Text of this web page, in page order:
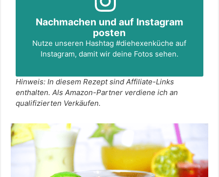
Nachmachen und auf Instagram
posten
Nutze unseren Hashtag#diehexenküche auf
Instagram, damit wir deine Fotos sehen.
Hinweis: In diesem Rezept sind Affiliate-Links
enthalten. Als Amazon-Partner verdiene ich an
qualifizierten Verkäufen.